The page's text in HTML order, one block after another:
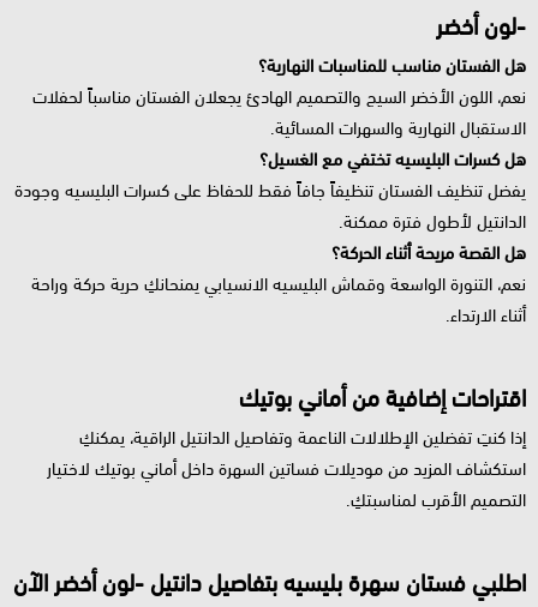
-لون أخضر
هل الفستان مناسب للمناسبات النهارية؟
نعم، اللون الأخضر السيج والتصميم الهادئ يجعلان الفستان مناسباً لحفلات
الاستقبال النهارية والسهرات المسائية.
هل كسرات البليسيه تختفي مع الغسيل؟
يفضل تنظيف الفستان تنظيفاً جافاً فقط للحفاظ على كسرات البليسيه وجودة
الدانتيل لأطول فترة ممكنة.
هل القصة مريحة أثناء الحركة؟
نعم، التنورة الواسعة وقماش البليسيه الانسيابي يمنحانكِ حرية حركة وراحة
أثناء الارتداء.
اقتراحات إضافية من أماني بوتيك
إذا كنتِ تفضلين الإطلالات الناعمة وتفاصيل الدانتيل الراقية، يمكنكِ
استكشاف المزيد من موديلات فساتين السهرة داخل أماني بوتيك لاختيار
التصميم الأقرب لمناسبتكِ.
اطلبي فستان سهرة بليسيه بتفاصيل دانتيل -لون أخضر الآن